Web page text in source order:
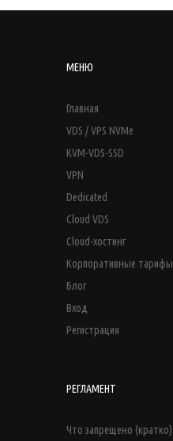
МЕНЮ
Главная
VDS / VPS NVMe
KVM-VDS-SSD
VPN
Dedicated
Cloud VDS
Cloud-хостинг
Корпоративные тарифы
Блог
Вход
Регистрация
РЕГЛАМЕНТ
Что запрещено (кратко)